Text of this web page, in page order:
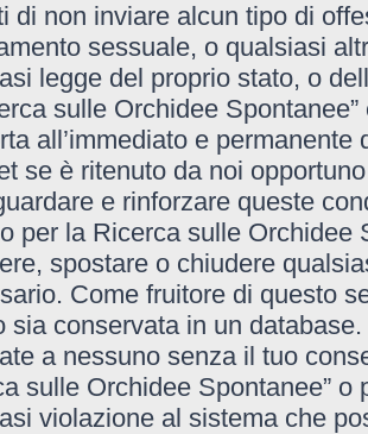
di non inviare alcun tipo di
sessuale, o qualsiasi
legge del proprio stato, o
sulle Orchidee
all’immediato e
se è ritenuto da noi
e rinforzare queste
per la Ricerca sulle Orchidee
spostare o chiudere
Come fruitore di questo
sia conservata in un
a nessuno senza il tuo
sulle Orchidee Spontanee”
violazione al sistema che